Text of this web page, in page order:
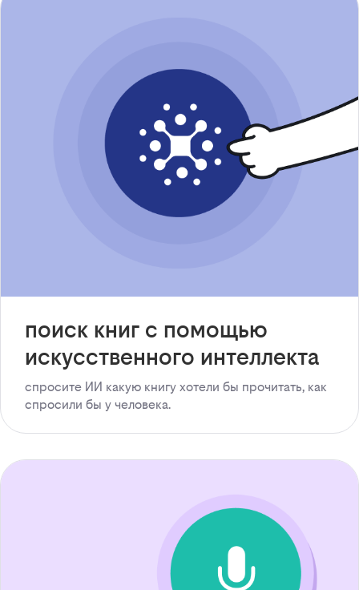
поиск книг с помощью
искусственного интеллекта
спросите ИИ какую книгу хотели бы прочитать, как
спросили бы у человека.